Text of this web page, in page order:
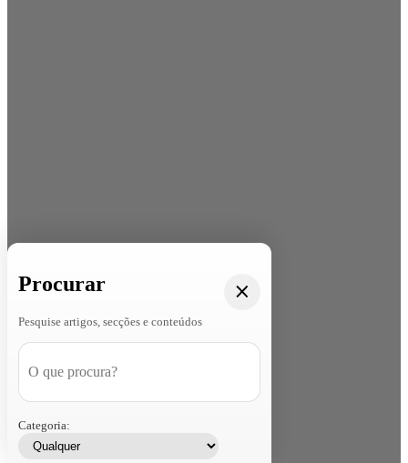
Procurar
Pesquise artigos, secções e conteúdos
Categoria: